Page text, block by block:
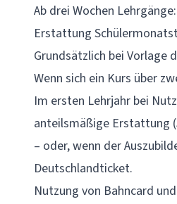
Ab drei Wochen Lehrgänge:
Erstattung
Grundsätzlich bei
Wenn sich ein Kurs über
Im ersten Lehrjahr bei
anteilsmäßige Erstattung
– oder, wenn der
Deutschlandticket.
Nutzung von Bahncard